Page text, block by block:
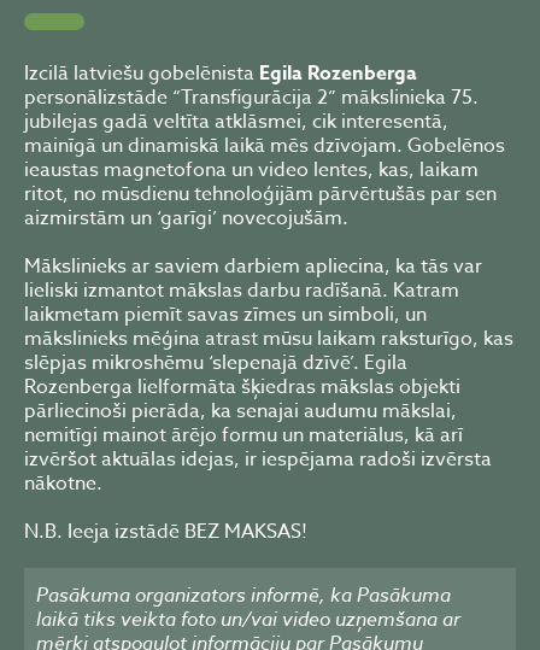
Izcilā latviešu gobelēnista Egila Rozenberga
personālizstāde “Transfigurācija 2” mākslinieka 75.
jubilejas gadā veltīta atklāsmei, cik interesentā,
mainīgā un dinamiskā laikā mēs dzīvojam. Gobelēnos
ieaustas magnetofona un video lentes, kas, laikam
ritot, no mūsdienu tehnoloģijām pārvērtušās par sen
aizmirstām un ‘garīgi’ novecojušām.
Mākslinieks ar saviem darbiem apliecina, ka tās var
lieliski izmantot mākslas darbu radīšanā. Katram
laikmetam piemīt savas zīmes un simboli, un
mākslinieks mēģina atrast mūsu laikam raksturīgo, kas
slēpjas mikroshēmu ‘slepenajā dzīvē’. Egila
Rozenberga lielformāta šķiedras mākslas objekti
pārliecinoši pierāda, ka senajai audumu mākslai,
nemitīgi mainot ārējo formu un materiālus, kā arī
izvēršot aktuālas idejas, ir iespējama radoši izvērsta
nākotne.
N.B. Ieeja izstādē BEZ MAKSAS!
Pasākuma organizators informē, ka Pasākuma
laikā tiks veikta foto un/vai video uzņemšana ar
mērķi atspoguļot informāciju par Pasākumu